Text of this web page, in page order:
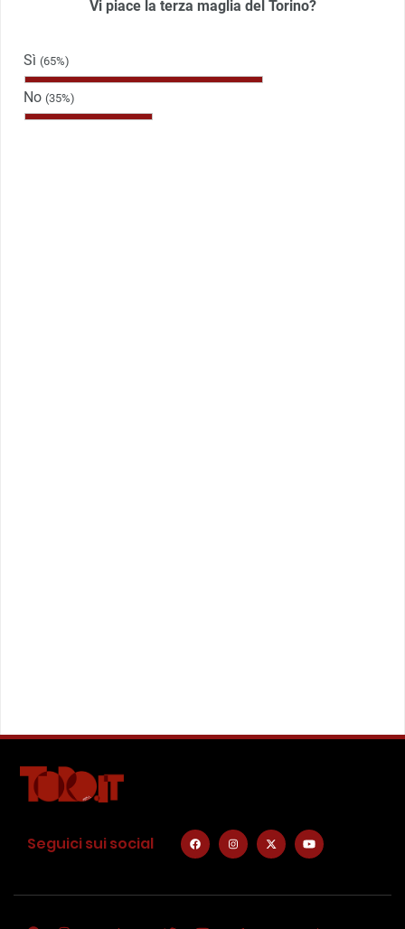
Vi piace la terza maglia del Torino?
Sì (65%)
No (35%)
Seguici sui social